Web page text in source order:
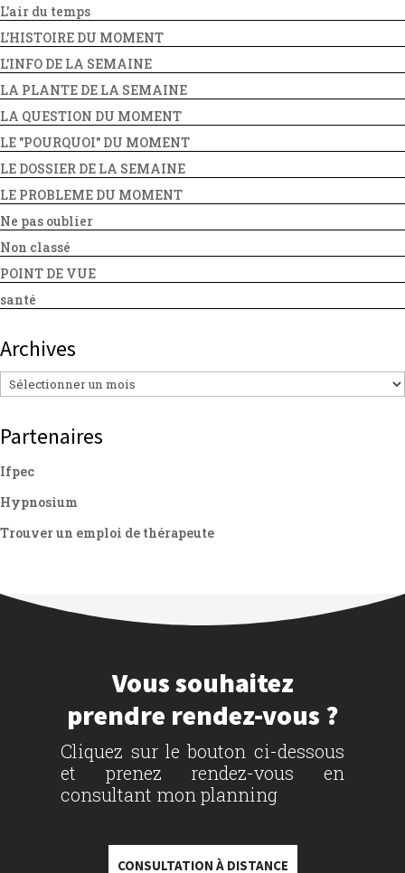
L'air du temps
L'HISTOIRE DU MOMENT
L'INFO DE LA SEMAINE
LA PLANTE DE LA SEMAINE
LA QUESTION DU MOMENT
LE "POURQUOI" DU MOMENT
LE DOSSIER DE LA SEMAINE
LE PROBLEME DU MOMENT
Ne pas oublier
Non classé
POINT DE VUE
santé
Archives
Archives
Partenaires
Ifpec
Hypnosium
Trouver un emploi de thérapeute
Vous souhaitez
prendre rendez-vous ?
Cliquez sur le bouton ci-dessous
et prenez rendez-vous en
consultant mon planning
CONSULTATION À DISTANCE